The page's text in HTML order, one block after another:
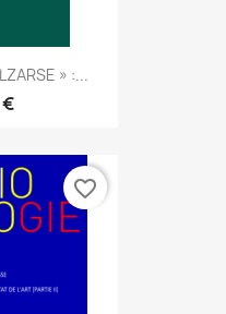
» :...
favorite_border